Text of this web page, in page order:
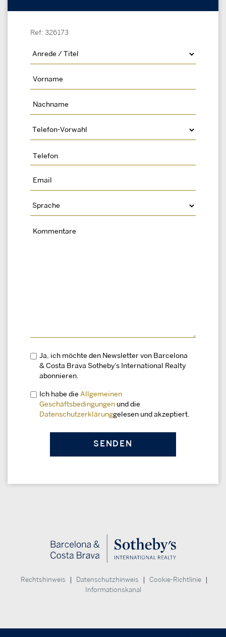
Ref: 326173
Ja, ich möchte den Newsletter von Barcelona
& Costa Brava Sotheby's International Realty
abonnieren.
Ich habe die Allgemeinen
Geschäftsbedingungen und die
Datenschutzerklärunggelesen und akzeptiert.
Rechtshinweis Datenschutzhinweis Cookie-Richtlinie
Informationskanal